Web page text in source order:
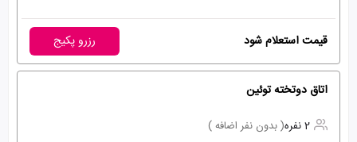
قیمت استعلام شود رزرو پکیج
اتاق دوتخته توئین
2 نفره
( بدون نفر اضافه )